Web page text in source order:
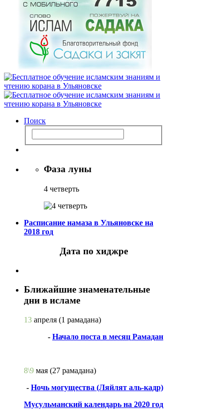
Поиск
Фаза луны
4 четверть
Расписание намаза в Ульяновске на
2018 год
Дата по хиджре
Ближайшие знаменательные
дни в исламе
13 апреля (1 рамадана)
- Начало поста в месяц Рамадан
8\9 мая (27 рамадана)
- Ночь могущества (Ляйлят аль-кадр)
Мусульманский календарь на 2020 год